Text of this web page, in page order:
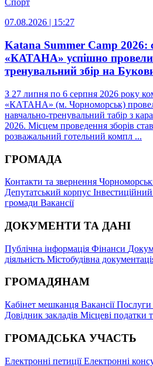
Спорт
07.08.2026 | 15:27
Katana Summer Camp 2026:
«КАТАНА» успішно провели
тренувальний збір на
З 27 липня по 6 серпня 2026 року
«КАТАНА» (м. Чорноморськ)
навчально-тренувальний табір з
2026. Місцем проведення зборів
розважальний готельний компл ...
ГРОМАДА
Контакти та звернення
Депутатський корпус
громади Вакансії
ДОКУМЕНТИ ТА ДАНІ
Публічна інформація Фінанси
діяльність Містобудівна
ГРОМАДЯНАМ
Кабінет мешканця ВакансіїПослуги
Довідник закладів Місцеві податки
ГРОМАДСЬКА УЧАСТЬ
Електронні петиціїЕлектронні